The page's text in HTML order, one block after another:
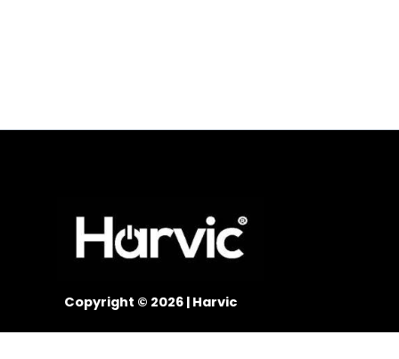
Copyright © 2026 | Harvic